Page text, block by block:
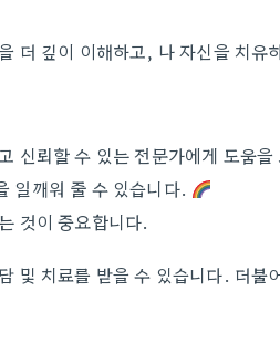
더 깊이 이해하고, 나 자신을 치유
신뢰할 수 있는 전문가에게 도움을
일깨워 줄 수 있습니다.
것이 중요합니다.
및 치료를 받을 수 있습니다. 더불